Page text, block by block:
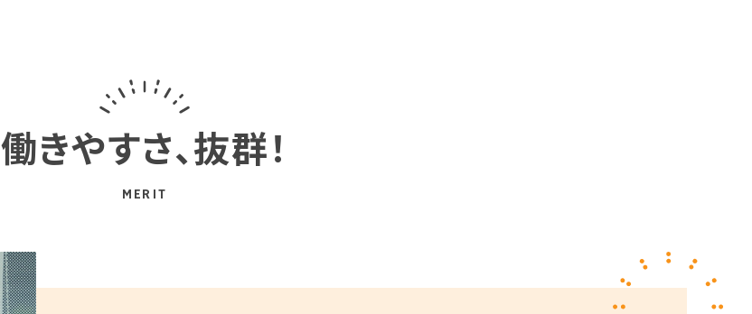
働きやすさ、抜群！
MERIT